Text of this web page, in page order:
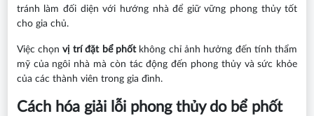
tránh làm đối diện với hướng nhà để giữ vững phong thủy tốt
cho gia chủ.
Việc chọnvị trí đặt bể phốtkhông chỉ ảnh hưởng đến tính thẩm
mỹ của ngôi nhà mà còn tác động đến phong thủy và sức khỏe
của các thành viên trong gia đình.
Cách hóa giải lỗi phong thủy do bể phốt